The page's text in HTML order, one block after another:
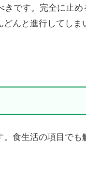
きです。完全に止め
んと進行してしま
。食生活の項目でも